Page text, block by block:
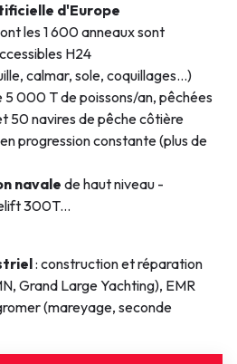
d'Europe
les 1 600 anneaux sont
H24
calmar, sole, coquillages…)
5 000 T de poissons/an, pêchées
50 navires de pêche côtière
en progression constante (plus de
navale de haut niveau -
300T...
: construction et réparation
Grand Large Yachting), EMR
(mareyage, seconde